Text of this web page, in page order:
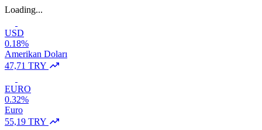
Loading...
USD
0.18%
Amerikan Doları
47,71 TRY
EURO
0.32%
Euro
55,19 TRY